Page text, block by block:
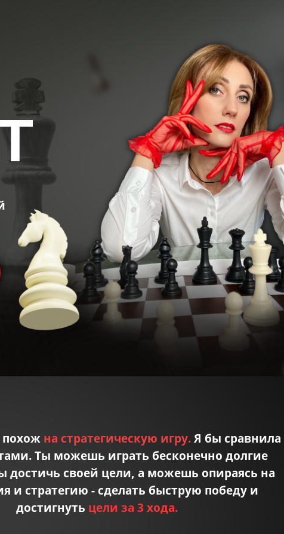
сотрудников
на стратегическую игру.Я бы сравнила
Ты можешь играть бесконечно долгие
достичь своей цели, а можешь опираясь на
и стратегию - сделать быструю победу и
достигнуть цели за 3 хода.